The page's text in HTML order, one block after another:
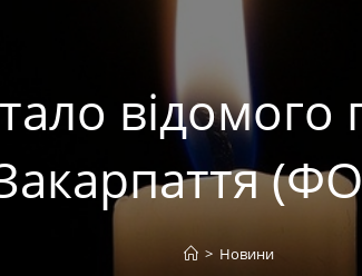
> Новини